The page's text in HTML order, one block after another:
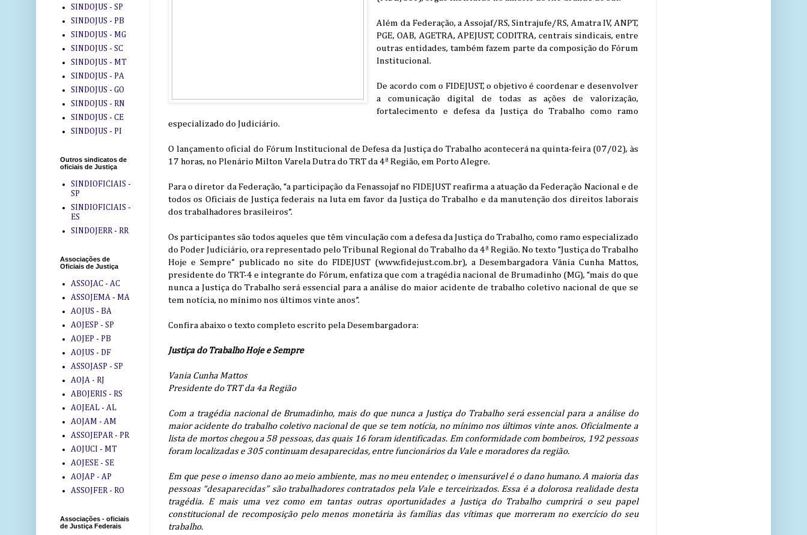
Além da Federação, a Assojaf/RS, Sintrajufe/RS, Amatra IV, ANPT,
PGE, OAB, AGETRA, APEJUST, CODITRA, centrais sindicais, entre
outras entidades, também fazem parte da composição do Fórum
Institucional.
De acordo com o FIDEJUST, o objetivo é coordenar e desenvolver
a comunicação digital de todas as ações de valorização,
fortalecimento e defesa da Justiça do Trabalho como ramo
especializado do Judiciário.
O lançamento oficial do Fórum Institucional de Defesa da Justiça do Trabalho acontecerá na quinta-feira (07/02), às
17 horas, no Plenário Milton Varela Dutra do TRT da 4ª Região, em Porto Alegre.
Para o diretor da Federação, “a participação da Fenassojaf no FIDEJUST reafirma a atuação da Federação Nacional e de
todos os Oficiais de Justiça federais na luta em favor da Justiça do Trabalho e da manutenção dos direitos laborais
dos trabalhadores brasileiros”.
Os participantes são todos aqueles que têm vinculação com a defesa da Justiça do Trabalho, como ramo especializado
do Poder Judiciário, ora representado pelo Tribunal Regional do Trabalho da 4ª Região. No texto “Justiça do Trabalho
Hoje e Sempre” publicado no site do FIDEJUST (www.fidejust.com.br), a Desembargadora Vânia Cunha Mattos,
presidente do TRT-4 e integrante do Fórum, enfatiza que com a tragédia nacional de Brumadinho (MG), “mais do que
nunca a Justiça do Trabalho será essencial para a análise do maior acidente de trabalho coletivo nacional de que se
tem notícia, no mínimo nos últimos vinte anos”.
Confira abaixo o texto completo escrito pela Desembargadora:
Justiça do Trabalho Hoje e Sempre
Vania Cunha Mattos
Presidente do TRT da 4a Região
Com a tragédia nacional de Brumadinho, mais do que nunca a Justiça do Trabalho será essencial para a análise do
maior acidente do trabalho coletivo nacional de que se tem notícia, no mínimo nos últimos vinte anos. Oficialmente a
lista de mortos chegou a 58 pessoas, das quais 16 foram identificadas. Em conformidade com bombeiros, 192 pessoas
foram localizadas e 305 continuam desaparecidas, entre funcionários da Vale e moradores da região.
Em que pese o imenso dano ao meio ambiente, mas no meu entender, o imensurável é o dano humano. A maioria das
pessoas “desaparecidas” são trabalhadores contratados pela Vale e terceirizados. Essa é a dolorosa realidade desta
tragédia. E mais uma vez como em tantas outras oportunidades a Justiça do Trabalho cumprirá o seu papel
constitucional de recomposição pelo menos monetária às famílias das vítimas que morreram no exercício do seu
trabalho.
SINDOJUS - SP
SINDOJUS - PB
SINDOJUS - MG
SINDOJUS - SC
SINDOJUS - MT
SINDOJUS - PA
SINDOJUS - GO
SINDOJUS - RN
SINDOJUS - CE
SINDOJUS - PI
Outros sindicatos de
oficiais de Justiça
SINDIOFICIAIS -
SP
SINDIOFICIAIS -
ES
SINDOJERR - RR
Associações de
Oficiais de Justiça
ASSOJAC - AC
ASSOJEMA - MA
AOJUS - BA
AOJESP - SP
AOJEP - PB
AOJUS - DF
ASSOJASP - SP
AOJA - RJ
ABOJERIS - RS
AOJEAL - AL
AOJAM - AM
ASSOJEPAR - PR
AOJUCI - MT
AOJESE - SE
AOJAP - AP
ASSOJFER - RO
Associações - oficiais
de Justiça Federais